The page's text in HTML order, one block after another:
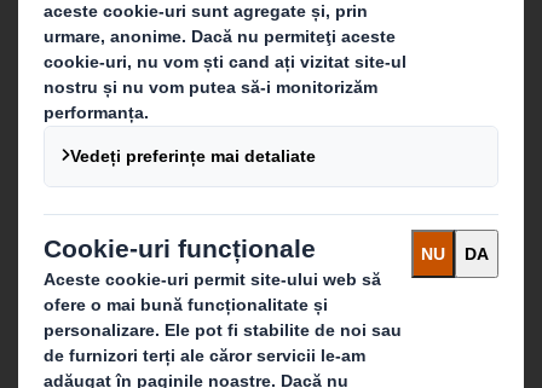
Cine suntem
Despre DS Smith
Despre International Paper
Despre Fuziunea IP & DS Smith
Sustenabilitate
Media
Cariera